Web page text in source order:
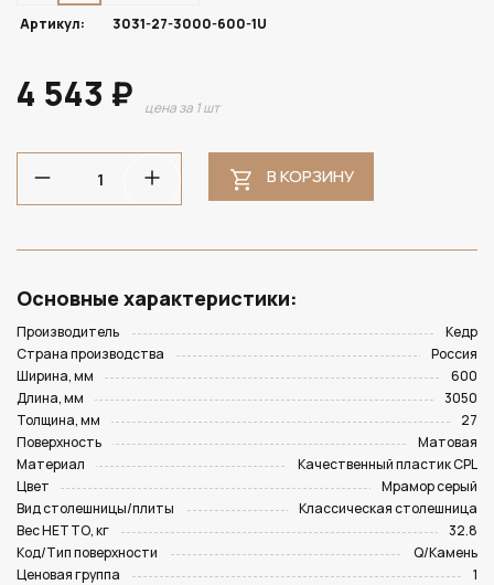
Артикул:
3031-27-3000-600-1U
4 543 ₽ цена за 1 шт
В КОРЗИНУ
Основные характеристики:
Производитель
Кедр
Страна производства
Россия
Ширина, мм
600
Длина, мм
3050
Толщина, мм
27
Поверхность
Матовая
Материал
Качественный пластик CPL
Цвет
Мрамор серый
Вид столешницы/плиты
Классическая столешница
Вес НЕТТО, кг
32.8
Код/Тип поверхности
Q/Камень
Ценовая группа
1